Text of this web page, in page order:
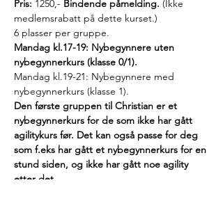
Pris: 1250,- Bindende påmelding. (Ikke
medlemsrabatt på dette kurset.)
6 plasser per gruppe.
Mandag kl.17-19: Nybegynnere uten
nybegynnerkurs (klasse 0/1).
Mandag kl.19-21: Nybegynnere med
nybegynnerkurs (klasse 1).
Den første gruppen til Christian er et
nybegynnerkurs for de som ikke har gått
agilitykurs før. Det kan også passe for deg
som f.eks har gått et nybegynnerkurs for en
stund siden, og ikke har gått noe agility
etter det.